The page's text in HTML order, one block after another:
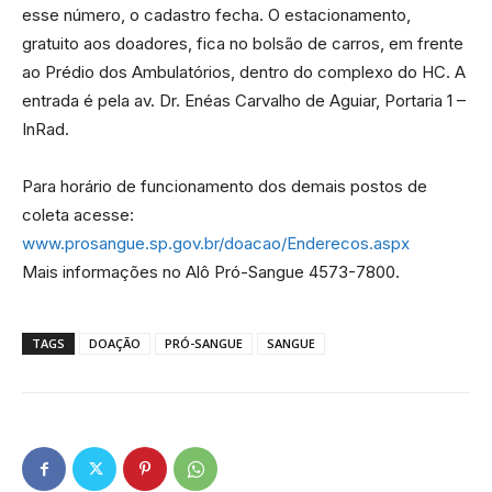
esse número, o cadastro fecha. O estacionamento,
gratuito aos doadores, fica no bolsão de carros, em frente
ao Prédio dos Ambulatórios, dentro do complexo do HC. A
entrada é pela av. Dr. Enéas Carvalho de Aguiar, Portaria 1 –
InRad.
Para horário de funcionamento dos demais postos de
coleta acesse:
www.prosangue.sp.gov.br/doacao/Enderecos.aspx
Mais informações no Alô Pró-Sangue 4573-7800.
TAGS DOAÇÃO PRÓ-SANGUE SANGUE